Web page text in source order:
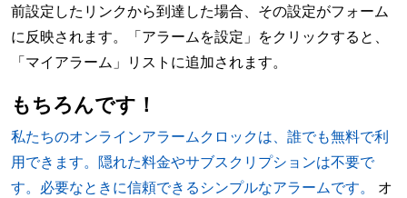
前設定したリンクから到達した場合、その設定がフォーム
に反映されます。「アラームを設定」をクリックすると、
「マイアラーム」リストに追加されます。
もちろんです！
私たちのオンラインアラームクロックは、誰でも無料で利
用できます。隠れた料金やサブスクリプションは不要で
す。必要なときに信頼できるシンプルなアラームです。
オ